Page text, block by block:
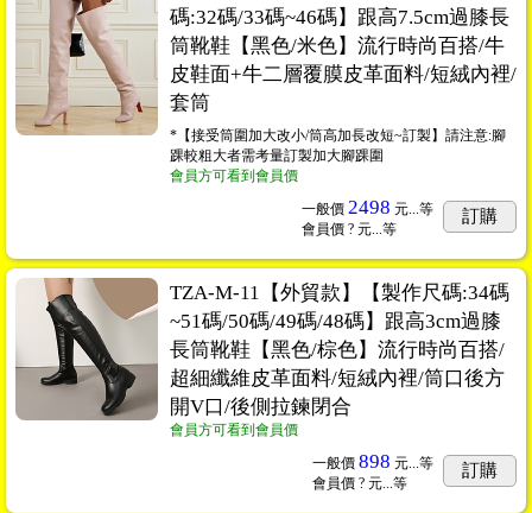
碼:32碼/33碼~46碼】跟高7.5cm過膝長
筒靴鞋【黑色/米色】流行時尚百搭/牛
皮鞋面+牛二層覆膜皮革面料/短絨內裡/
套筒
*【接受筒圍加大改小/筒高加長改短~訂製】請注意:腳
踝較粗大者需考量訂製加大腳踝圍
會員方可看到會員價
一般價 2498 元...等
會員價 ? 元...等
訂購
TZA-M-11【外貿款】【製作尺碼:34碼
~51碼/50碼/49碼/48碼】跟高3cm過膝
長筒靴鞋【黑色/棕色】流行時尚百搭/
超細纖維皮革面料/短絨內裡/筒口後方
開V口/後側拉鍊閉合
會員方可看到會員價
一般價 898 元...等
會員價 ? 元...等
訂購